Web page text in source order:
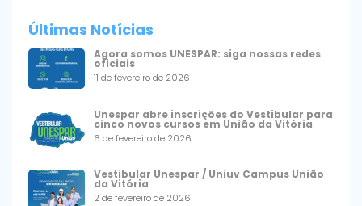
Últimas Notícias
Agora somos UNESPAR: siga nossas redes
oficiais
11 de fevereiro de 2026
Unespar abre inscrições do Vestibular para
cinco novos cursos em União da Vitória
6 de fevereiro de 2026
Vestibular Unespar / Uniuv Campus União
da Vitória
2 de fevereiro de 2026